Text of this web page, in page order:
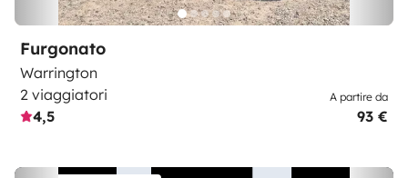
Furgonato
Warrington
2 viaggiatori
4,5
A partire da
93 €